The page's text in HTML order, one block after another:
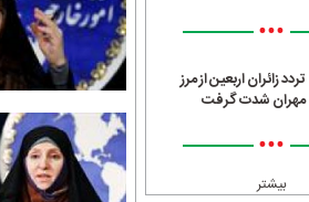
•••
تردد زائران اربعین از مرز
مهران شدت گرفت
•••
بیشتر